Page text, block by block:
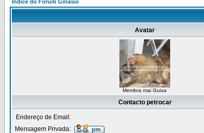
Índice do Fórum Ginásio
Avatar
Membra mai Guixa
Contacto petrocar
Endereço de Email:
Mensagem Privada: